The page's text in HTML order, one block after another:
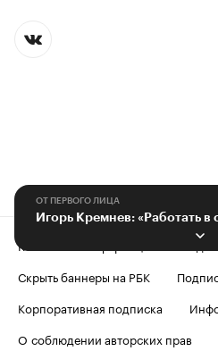
ОТ ПЕРВОГО ЛИЦА
Контактная информация
Скрыть баннеры на РБК
Корпоративная подписка
О соблюдении авторских прав